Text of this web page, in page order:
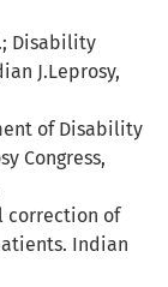
Disability
J.Leprosy,
of Disability
Congress,
correction of
Indian